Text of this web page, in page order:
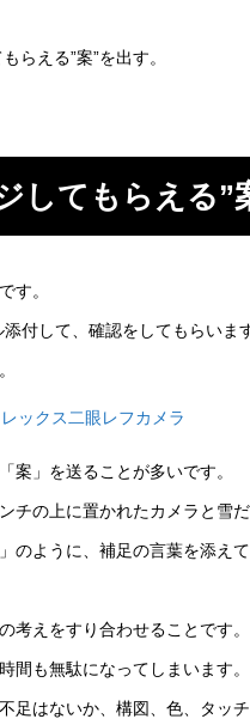
らえる”案”を出す。
してもらえる”
す。
付して、確認をしてもらいま
案」を送ることが多いです。
チの上に置かれたカメラと雪
のように、補足の言葉を添え
考えをすり合わせることです。
間も無駄になってしまいます。
足はないか、構図、色、タッ